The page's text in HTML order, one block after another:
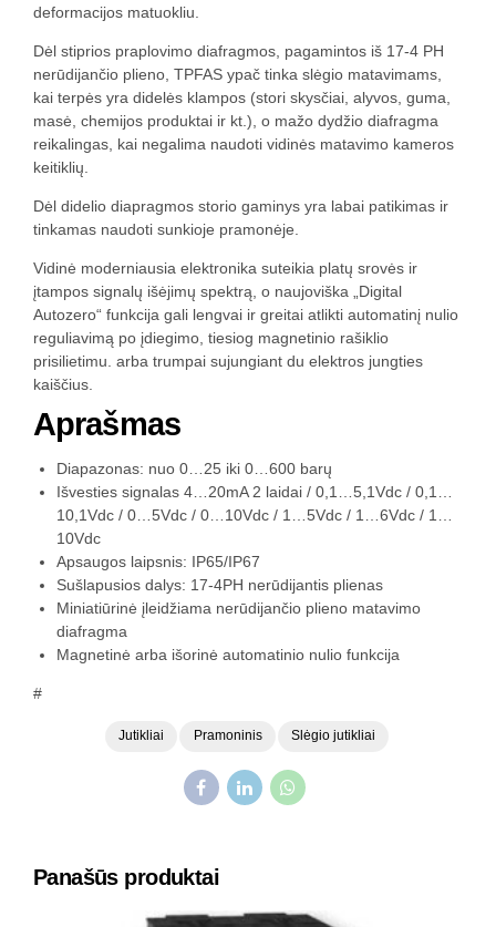
deformacijos matuokliu.
Dėl stiprios praplovimo diafragmos, pagamintos iš 17-4 PH
nerūdijančio plieno, TPFAS ypač tinka slėgio matavimams,
kai terpės yra didelės klampos (stori skysčiai, alyvos, guma,
masė, chemijos produktai ir kt.), o mažo dydžio diafragma
reikalingas, kai negalima naudoti vidinės matavimo kameros
keitiklių.
Dėl didelio diapragmos storio gaminys yra labai patikimas ir
tinkamas naudoti sunkioje pramonėje.
Vidinė moderniausia elektronika suteikia platų srovės ir
įtampos signalų išėjimų spektrą, o naujoviška „Digital
Autozero“ funkcija gali lengvai ir greitai atlikti automatinį nulio
reguliavimą po įdiegimo, tiesiog magnetinio rašiklio
prisilietimu. arba trumpai sujungiant du elektros jungties
kaiščius.
Aprašmas
Diapazonas: nuo 0…25 iki 0…600 barų
Išvesties signalas 4…20mA 2 laidai / 0,1…5,1Vdc / 0,1…
10,1Vdc / 0…5Vdc / 0…10Vdc / 1…5Vdc / 1…6Vdc / 1…
10Vdc
Apsaugos laipsnis: IP65/IP67
Sušlapusios dalys: 17-4PH nerūdijantis plienas
Miniatiūrinė įleidžiama nerūdijančio plieno matavimo
diafragma
Magnetinė arba išorinė automatinio nulio funkcija
#
Jutikliai Pramoninis Slėgio jutikliai
Panašūs produktai